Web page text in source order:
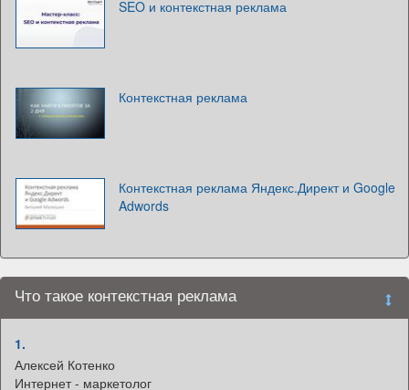
SEO и контекстная реклама
Контекстная реклама
Контекстная реклама Яндекс.Директ и Google
Adwords
Что такое контекстная реклама
1.
Алексей Котенко
Интернет - маркетолог